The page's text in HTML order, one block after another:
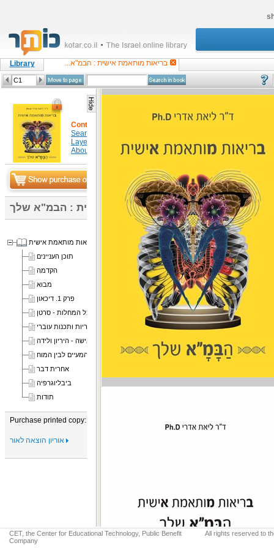
Library בריאות מותאמת אישית : הבמ"א...
Content
Search in item
Layers
About
בריאות מותאמת אישית : הבמ"א שלך
בריאות מותאמת אישית
תוכן העניינים
הקדמה
מבוא
פרק 1. דיכאון
פרק 4. מעגלי האישה - היריון ולידה
פרק 5. הקשר בין המעיים לבין המוח
אחרית דבר
ביבליוגרפיה
תודות
Purchase printed copy:
CET, the Center for Educational Technology, Public Benefit
Company
All rights reserved to